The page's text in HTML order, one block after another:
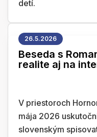
detí.
26.5.2026
Beseda s
realite aj na
V priestoroch
mája 2026
slovenským